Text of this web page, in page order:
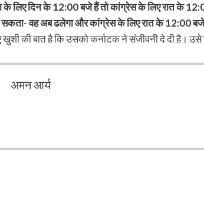
के लिए दिन के 12:00 बजे हैं तो कांग्रेस के लिए रात के
सकता- वह अब ढलेगा और कांग्रेस के लिए रात के 12:00
खुशी की बात है कि उसको कर्नाटक ने संजीवनी दे दी है।
अमन आर्य